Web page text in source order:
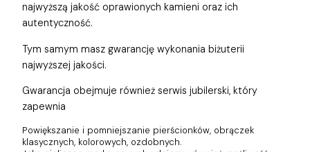
najwyższą jakość oprawionych kamieni oraz ich
autentyczność.
Tym samym masz gwarancję wykonania biżuterii
najwyższej jakości.
Gwarancja obejmuje również serwis jubilerski, który
zapewnia
Powiększanie i pomniejszanie pierścionków, obrączek
klasycznych, kolorowych, ozdobnych.